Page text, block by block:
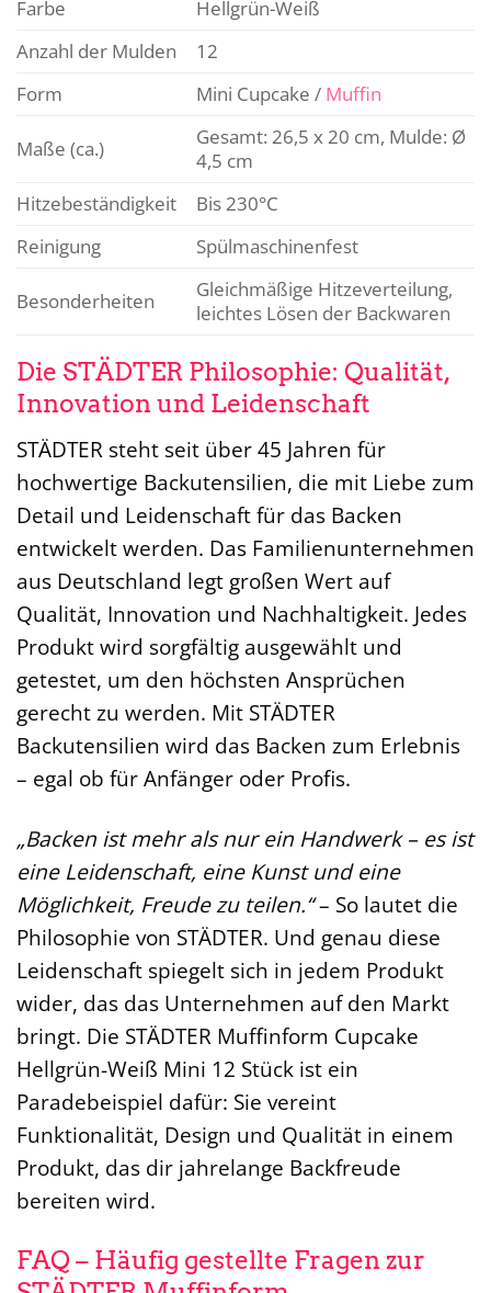
Farbe
Hellgrün-Weiß
Anzahl der Mulden
12
Form
Mini Cupcake / Muffin
Maße (ca.)
Gesamt: 26,5 x 20 cm, Mulde: Ø
4,5 cm
Hitzebeständigkeit
Bis 230°C
Reinigung
Spülmaschinenfest
Besonderheiten
Gleichmäßige Hitzeverteilung,
leichtes Lösen der Backwaren
Die STÄDTER Philosophie: Qualität,
Innovation und Leidenschaft
STÄDTER steht seit über 45 Jahren für
hochwertige Backutensilien, die mit Liebe zum
Detail und Leidenschaft für das Backen
entwickelt werden. Das Familienunternehmen
aus Deutschland legt großen Wert auf
Qualität, Innovation und Nachhaltigkeit. Jedes
Produkt wird sorgfältig ausgewählt und
getestet, um den höchsten Ansprüchen
gerecht zu werden. Mit STÄDTER
Backutensilien wird das Backen zum Erlebnis
– egal ob für Anfänger oder Profis.
„Backen ist mehr als nur ein Handwerk – es ist
eine Leidenschaft, eine Kunst und eine
Möglichkeit, Freude zu teilen.“– So lautet die
Philosophie von STÄDTER. Und genau diese
Leidenschaft spiegelt sich in jedem Produkt
wider, das das Unternehmen auf den Markt
bringt. Die STÄDTER Muffinform Cupcake
Hellgrün-Weiß Mini 12 Stück ist ein
Paradebeispiel dafür: Sie vereint
Funktionalität, Design und Qualität in einem
Produkt, das dir jahrelange Backfreude
bereiten wird.
FAQ – Häufig gestellte Fragen zur